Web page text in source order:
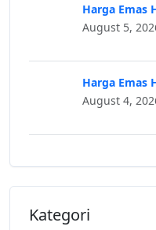
Harga Emas
August 5,
Harga Emas
August 4,
Kategori